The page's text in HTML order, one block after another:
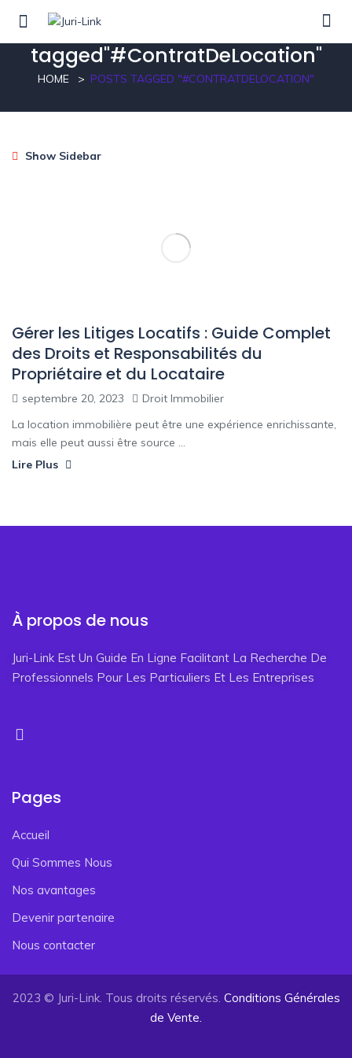
tagged"#ContratDeLocation"
HOME POSTS TAGGED "#CONTRATDELOCATION"
Show Sidebar
Gérer les Litiges Locatifs : Guide Complet
des Droits et Responsabilités du
Propriétaire et du Locataire
septembre 20, 2023
Droit Immobilier
La location immobilière peut être une expérience enrichissante,
mais elle peut aussi être source ...
Lire Plus
À propos de nous
Juri-Link Est Un Guide En Ligne Facilitant La Recherche De
Professionnels Pour Les Particuliers Et Les Entreprises
Pages
Accueil
Qui Sommes Nous
Nos avantages
Devenir partenaire
Nous contacter
2023 © Juri-Link. Tous droits réservés. Conditions Générales
de Vente.